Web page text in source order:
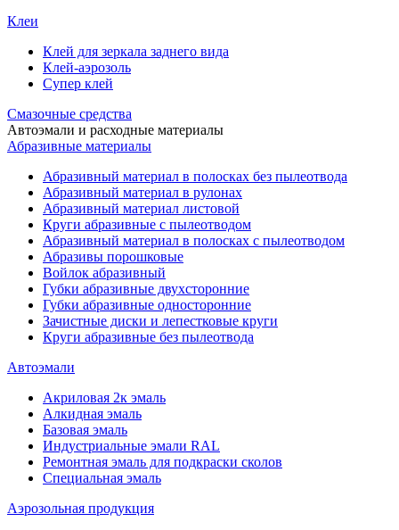
Клеи
Клей для зеркала заднего вида
Клей-аэрозоль
Супер клей
Смазочные средства
Автоэмали и расходные материалы
Абразивные материалы
Абразивный материал в полосках без пылеотвода
Абразивный материал в рулонах
Абразивный материал листовой
Круги абразивные с пылеотводом
Абразивный материал в полосках с пылеотводом
Абразивы порошковые
Войлок абразивный
Губки абразивные двухсторонние
Губки абразивные односторонние
Зачистные диски и лепестковые круги
Круги абразивные без пылеотвода
Автоэмали
Акриловая 2к эмаль
Алкидная эмаль
Базовая эмаль
Индустриальные эмали RAL
Ремонтная эмаль для подкраски сколов
Специальная эмаль
Аэрозольная продукция